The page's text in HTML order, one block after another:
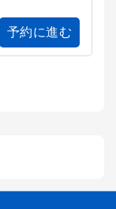
予約に進む